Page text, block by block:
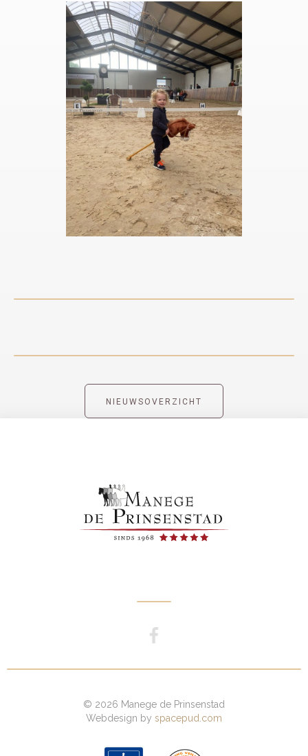
NIEUWSOVERZICHT
© 2026 Manege de Prinsenstad
Webdesign by spacepud.com